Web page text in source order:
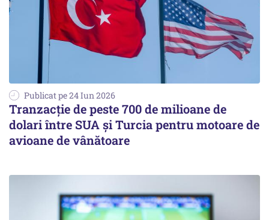
Publicat pe 24 Iun 2026
Tranzacție de peste 700 de milioane de
dolari între SUA și Turcia pentru motoare de
avioane de vânătoare